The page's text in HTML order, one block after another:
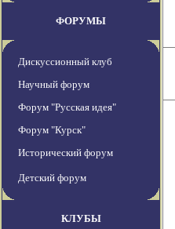
ФОРУМЫ
Дискуссионный клуб
Научный форум
Форум "Русская идея"
Форум "Курск"
Исторический форум
Детский форум
КЛУБЫ